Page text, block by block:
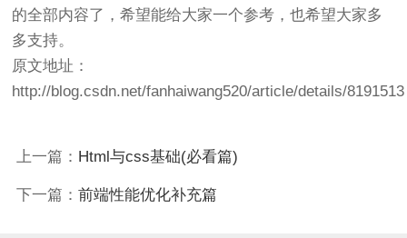
的全部内容了，希望能给大家一个参考，也希望大家多
多支持。
原文地址：
http://blog.csdn.net/fanhaiwang520/article/details/8191513
上一篇： Html与css基础(必看篇)
下一篇： 前端性能优化补充篇